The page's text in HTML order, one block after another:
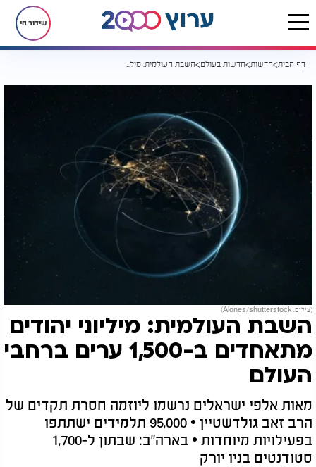
שידור חי
דף הבית חדשות חדשות בעולם השבת העולמית: מיליוני יהודים מתאחדים ב-1,500 ערים ברחבי העולם
(צילום: Alones/shutterstock)
השבת העולמית: מיליוני יהודים
מתאחדים ב-1,500 ערים ברחבי
העולם
מאות אלפי ישראלים נרשמו ליוזמה חסרת תקדים של
הרב זאב גולדשטיין • 95,000 תלמידים ישתתפו
בפעילויות מיוחדות • בארה"ב: שבתון ל-1,700
סטודנטים בניו יורק